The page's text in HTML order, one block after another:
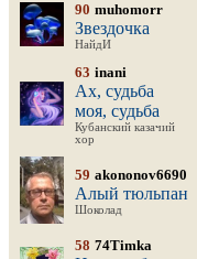
90 muhomorr
Звездочка
НайдИ
63 inani
Ах, судьба
моя, судьба
Кубанский казачий
хор
59 akononov6690
Алый тюльпан
Шоколад
58 74Timka